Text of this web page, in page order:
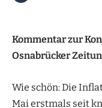
Kommentar zur
Osnabrücker
Wie schön: Die
Mai erstmals seit